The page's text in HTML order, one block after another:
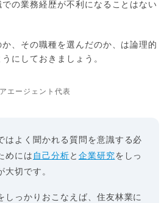
の業務経歴が不利になることはない
、その職種を選んだのか、は論理的
にしておきましょう。
エージェント代表
はよく聞かれる質問を意識する必
めには 自己分析 と 企業研究をしっ
大切です。
しっかりおこなえば、住友林業に